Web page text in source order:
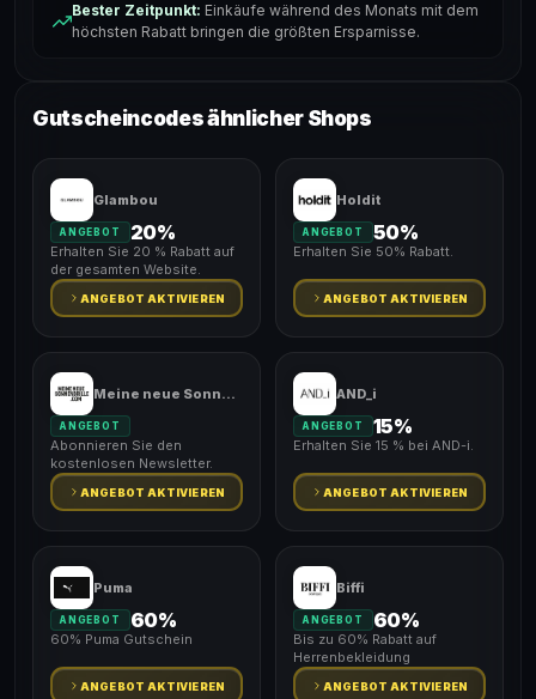
Bester Zeitpunkt: Einkäufe während des Monats mit dem
höchsten Rabatt bringen die größten Ersparnisse.
Gutscheincodes ähnlicher Shops
Glambou
ANGEBOT 20%
Erhalten Sie 20 % Rabatt auf
der gesamten Website.
ANGEBOT AKTIVIEREN
Holdit
ANGEBOT 50%
Erhalten Sie 50% Rabatt.
ANGEBOT AKTIVIEREN
Meine neue Sonnenbrille
ANGEBOT
Abonnieren Sie den
kostenlosen Newsletter.
ANGEBOT AKTIVIEREN
AND_i
ANGEBOT 15%
Erhalten Sie 15 % bei AND-i.
ANGEBOT AKTIVIEREN
Puma
ANGEBOT 60%
60% Puma Gutschein
ANGEBOT AKTIVIEREN
Biffi
ANGEBOT 60%
Bis zu 60% Rabatt auf
Herrenbekleidung
ANGEBOT AKTIVIEREN